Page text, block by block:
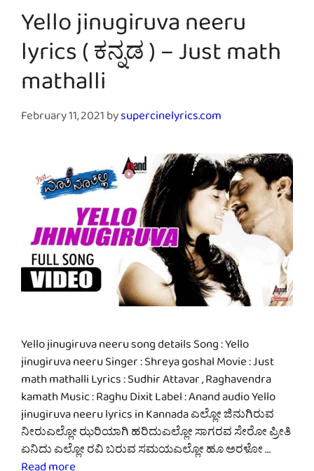
Yello jinugiruva neeru
lyrics ( ಕನ್ನಡ ‌) – Just math
mathalli
February 11, 2021bysupercinelyrics.com
Yello jinugiruva neeru song details Song : Yello
jinugiruva neeru Singer : Shreya goshal Movie : Just
math mathalli Lyrics : Sudhir Attavar , Raghavendra
kamath Music : Raghu Dixit Label : Anand audio Yello
jinugiruva neeru lyrics in Kannada ಎಲ್ಲೋ ಜಿನುಗಿರುವ
ನೀರುಎಲ್ಲೋ ಝರಿಯಾಗಿ ಹರಿದುಎಲ್ಲೋ ಸಾಗರವ ಸೇರೋ ಪ್ರೀತಿ
ಏನಿದು ಎಲ್ಲೋ ರವಿ ಬರುವ ಸಮಯಎಲ್ಲೋ ಹೂ ಅರಳೋ …